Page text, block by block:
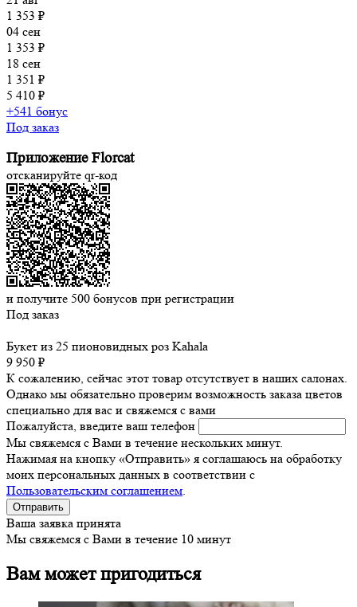
1 353 ₽
04 сен
1 353 ₽
18 сен
1 351 ₽
5 410 ₽
+541 бонус
Под заказ
Приложение Florcat
отсканируйте qr-код
и получите 500 бонусов при регистрации
Под заказ
Букет из 25 пионовидных роз Kahala
9 950 ₽
К сожалению, сейчас этот товар отсутствует в наших салонах.
Однако мы обязательно проверим возможность заказа цветов
специально для вас и свяжемся с вами
Пожалуйста, введите ваш телефон
Мы свяжемся с Вами в течение нескольких минут.
Нажимая на кнопку «Отправить» я соглашаюсь на обработку
моих персональных данных в соответствии с
Пользовательским соглашением.
Ваша заявка принята
Мы свяжемся с Вами в течение 10 минут
Вам может пригодиться